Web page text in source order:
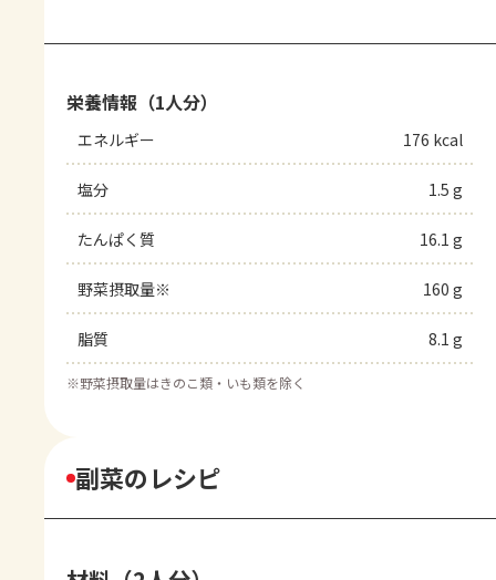
栄養情報（1人分）
エネルギー 176 kcal
塩分 1.5 g
たんぱく質 16.1 g
野菜摂取量※ 160 g
脂質 8.1 g
※野菜摂取量はきのこ類・いも類を除く
副菜のレシピ